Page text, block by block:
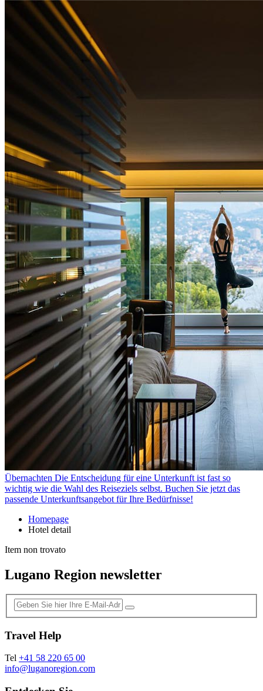
Übernachten Die Entscheidung für eine Unterkunft ist fast so
wichtig wie die Wahl des Reiseziels selbst. Buchen Sie jetzt das
passende Unterkunftsangebot für Ihre Bedürfnisse!
Homepage
Hotel detail
Item non trovato
Lugano Region newsletter
Travel Help
Tel +41 58 220 65 00
info@luganoregion.com